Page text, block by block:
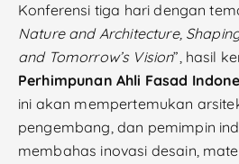
Konferensi tiga hari dengan
Nature and Architecture,
and Tomorrow’s Vision”, hasil
Perhimpunan Ahli Fasad
ini akan mempertemukan
pengembang, dan pemimpin
membahas inovasi desain,